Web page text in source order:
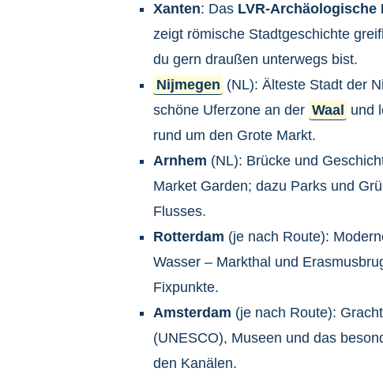
Xanten: Das LVR-Archäologische
zeigt römische Stadtgeschichte
du gern draußen unterwegs bist.
Nijmegen (NL): Älteste Stadt der
schöne Uferzone an der Waal
und
rund um den Grote Markt.
Arnhem (NL): Brücke und
Market Garden; dazu Parks und
Flusses.
Rotterdam (je nach Route):
Wasser – Markthal und
Fixpunkte.
Amsterdam (je nach Route):
(UNESCO), Museen und das
den Kanälen.